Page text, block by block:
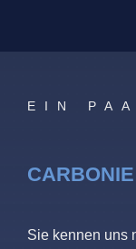
EIN
Sie kennen uns